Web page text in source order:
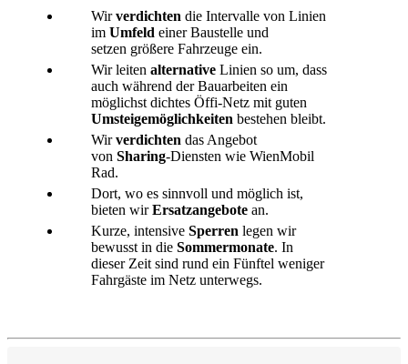
Wirverdichten die Intervalle von Linien
im Umfeld einer Baustelle und
setzen größere Fahrzeuge ein.
Wir leiten alternative Linien so um, dass
auch während der Bauarbeiten ein
möglichst dichtes Öffi-Netz mit guten
Umsteigemöglichkeiten bestehen bleibt.
Wirverdichten das Angebot
von Sharing-Diensten wie WienMobil
Rad.
Dort, wo es sinnvoll und möglich ist,
bieten wirErsatzangebote an.
Kurze, intensive Sperren legen wir
bewusst in die Sommermonate. In
dieser Zeit sind rund ein Fünftel weniger
Fahrgäste im Netz unterwegs.